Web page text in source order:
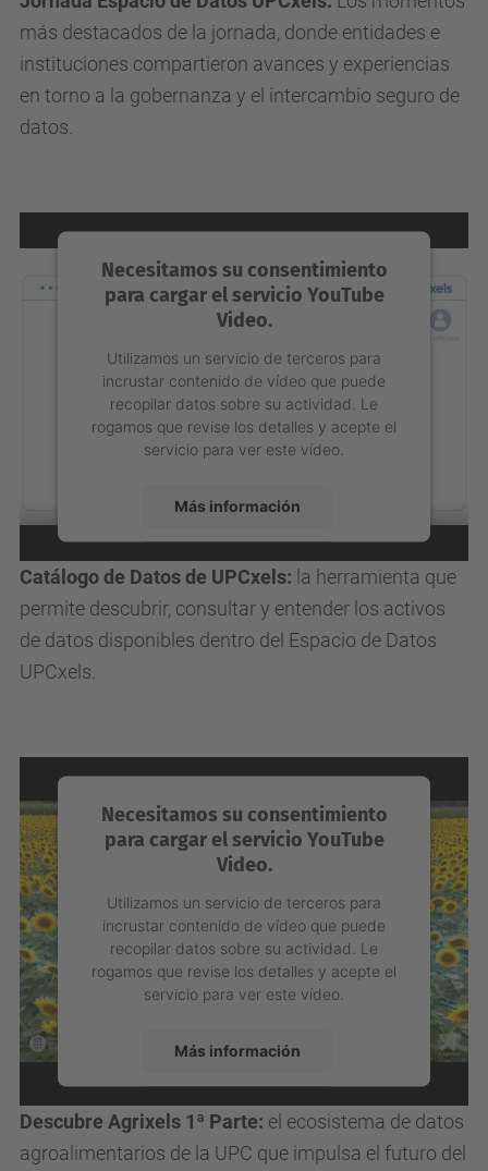
Utilizamos un servicio de terceros para
incrustar contenido de vídeo que puede
recopilar datos sobre su actividad. Le
rogamos que revise los detalles y acepte el
Aceptar
powered byUsercentrics Consent
Management Platform
Jornada Espacio de Datos UPCxels:
Los momentos
más destacados de la jornada, donde entidades e
instituciones compartieron avances y experiencias
en torno a la gobernanza y el intercambio seguro de
Necesitamos su consentimiento
para cargar el servicio YouTube
Video.
Utilizamos un servicio de terceros para
incrustar contenido de vídeo que puede
recopilar datos sobre su actividad. Le
powered byUsercentrics Consent
Management Platform
Catálogo de Datos de UPCxels:la herramienta que
permite descubrir, consultar y entender los activos
de datos disponibles dentro del Espacio de Datos
UPCxels.
Necesitamos su consentimiento
para cargar el servicio YouTube
Video.
Utilizamos un servicio de terceros para
incrustar contenido de vídeo que puede